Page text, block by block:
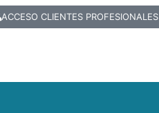
ACCESO CLIENTES PROFESIONALES